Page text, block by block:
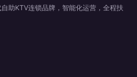
助KTV连锁品牌，智能化运营，全程扶